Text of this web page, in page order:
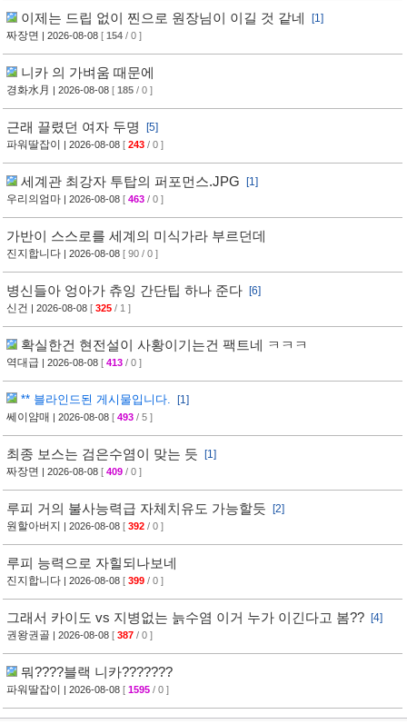
이제는 드립 없이 찐으로 원장님이 이길 것 같네
[1]
짜장면 | 2026-08-08 [ 154 / 0 ]
니카 의 가벼움 때문에
경화水月 | 2026-08-08 [ 185 / 0 ]
근래 끌렸던 여자 두명
[5]
파워딸잡이
| 2026-08-08 [ 243 / 0 ]
세계관 최강자 투탑의 퍼포먼스.JPG
[1]
우리의엄마 | 2026-08-08 [ 463 / 0 ]
가반이 스스로를 세계의 미식가라 부르던데
진지합니다 | 2026-08-08 [ 90 / 0 ]
병신들아 엉아가 츄잉 간단팁 하나 준다
[6]
신건 | 2026-08-08 [ 325 / 1 ]
확실한건 현전설이 사황이기는건 팩트네 ㅋㅋㅋ
역대급 | 2026-08-08 [ 413 / 0 ]
** 블라인드된 게시물입니다.
[1]
쎄이얌매 | 2026-08-08 [ 493 / 5 ]
최종 보스는 검은수염이 맞는 듯
[1]
짜장면 | 2026-08-08 [ 409 / 0 ]
루피 거의 불사능력급 자체치유도 가능할듯
[2]
원할아버지
| 2026-08-08 [ 392 / 0 ]
루피 능력으로 자힐되나보네
진지합니다 | 2026-08-08 [ 399 / 0 ]
그래서 카이도 vs 지병없는 늙수염 이거 누가 이긴다고 봄??
[4]
권왕권골 | 2026-08-08 [ 387 / 0 ]
뭐????블랙 니카???????
파워딸잡이 | 2026-08-08 [ 1595 / 0 ]